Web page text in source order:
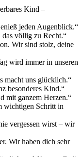
Kind –
jeden Augenblick.“
völlig zu Recht.“
Wir sind stolz, deine
wird immer in unseren
macht uns glücklich.“
besonderes Kind.“
mit ganzem Herzen.“
wichtigen Schritt in
vergessen wirst – wir
Wir haben dich sehr